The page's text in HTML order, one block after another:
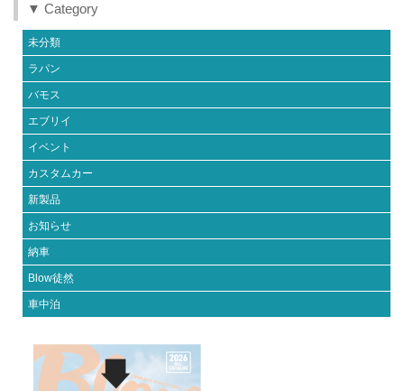
▼ Category
未分類
ラパン
バモス
エブリイ
イベント
カスタムカー
新製品
お知らせ
納車
Blow徒然
車中泊